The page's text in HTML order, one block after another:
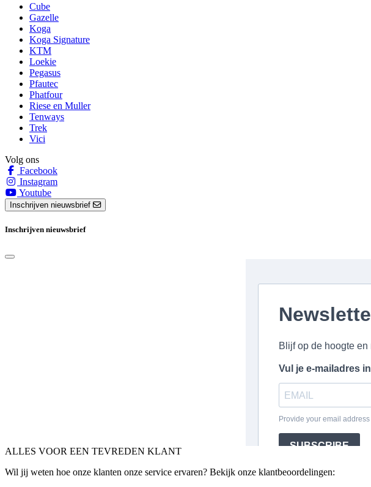
Cube
Gazelle
Koga
Koga Signature
KTM
Loekie
Pegasus
Pfautec
Phatfour
Riese en Muller
Tenways
Trek
Vici
Volg ons
Facebook
Instagram
Youtube
Inschrijven nieuwsbrief
Inschrijven nieuwsbrief
ALLES VOOR EEN TEVREDEN KLANT
Wil jij weten hoe onze klanten onze service ervaren? Bekijk onze klantbeoordelingen: